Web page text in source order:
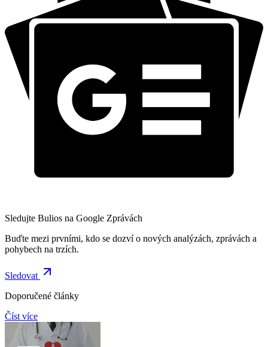
Sledujte Bulios na Google Zprávách
Buďte mezi prvními, kdo se dozví o nových analýzách, zprávách a
pohybech na trzích.
Sledovat
Doporučené články
Číst více